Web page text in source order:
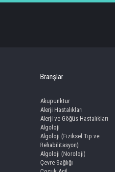
Branşlar
Akupunktur
Alerji Hastalıkları
Alerji ve Göğüs Hastalıkları
Algoloji
Algoloji (Fiziksel Tıp ve
Rehabilitasyon)
Algoloji (Noroloji)
Çevre Sağlığı